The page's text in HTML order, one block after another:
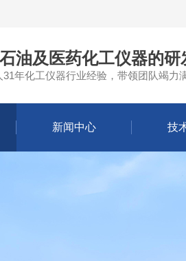
油及医药化工仪器的研
31年化工仪器行业经验，带领团队竭力
新闻中心 技